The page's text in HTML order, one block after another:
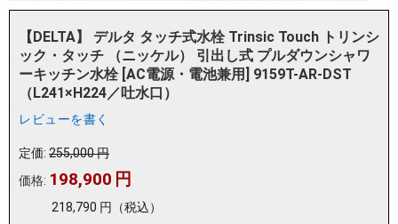
【DELTA】 デルタ タッチ式水栓 Trinsic Touch トリンシ
ック・タッチ （ニッケル） 引出し式 プルダウンシャワ
ーキッチン水栓 [AC電源・電池兼用] 9159T-AR-DST
（L241×H224／吐水口）
レビューを書く
定価: 255,000円
価格: 198,900 円
218,790 円 （税込）